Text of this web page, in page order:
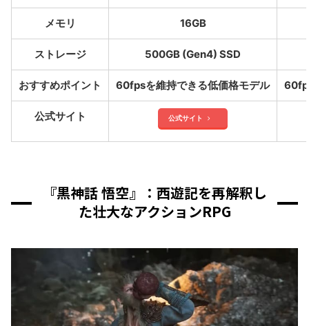
メモリ 16GB
ストレージ 500GB (Gen4) SSD
おすすめポイント 60fpsを維持できる低価格モデル
公式サイト 公式サイト
『黒神話 悟空』：西遊記を再解釈し
た壮大なアクションRPG